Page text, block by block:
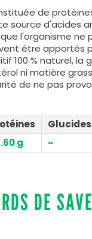
de
source d'acides
l'organisme ne
être apportés
100 % naturel, la
ni matière
de ne pas
Glucides
g ~
DE